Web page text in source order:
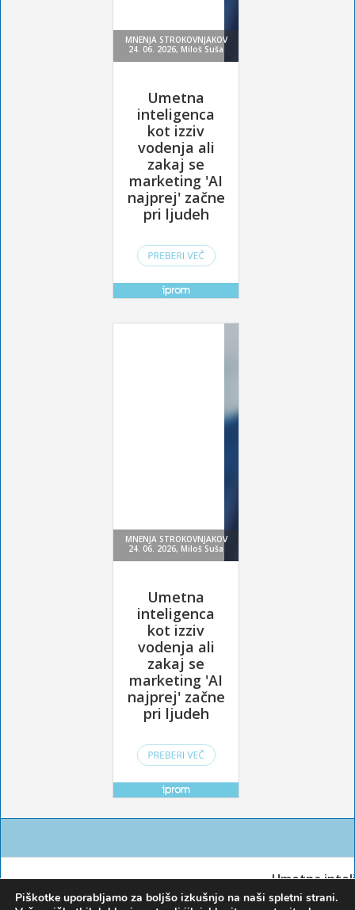
Piškotke uporabljamo za boljšo izkušnjo na naši spletni strani.